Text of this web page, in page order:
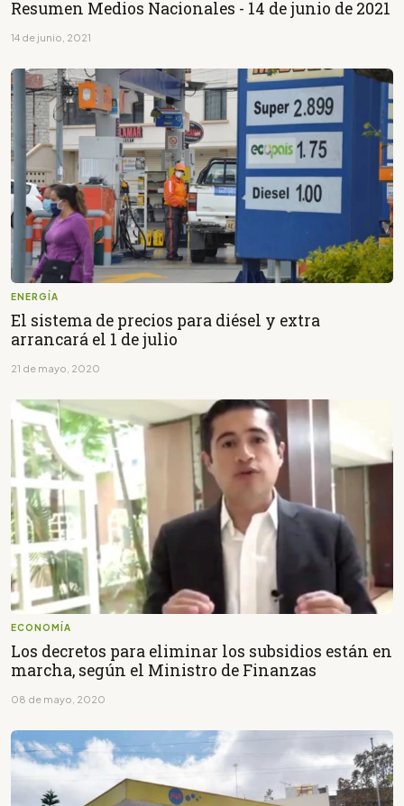
Resumen Medios Nacionales - 14 de junio de 2021
14 de junio, 2021
ENERGÍA
El sistema de precios para diésel y extra
arrancará el 1 de julio
21 de mayo, 2020
ECONOMÍA
Los decretos para eliminar los subsidios están en
marcha, según el Ministro de Finanzas
08 de mayo, 2020